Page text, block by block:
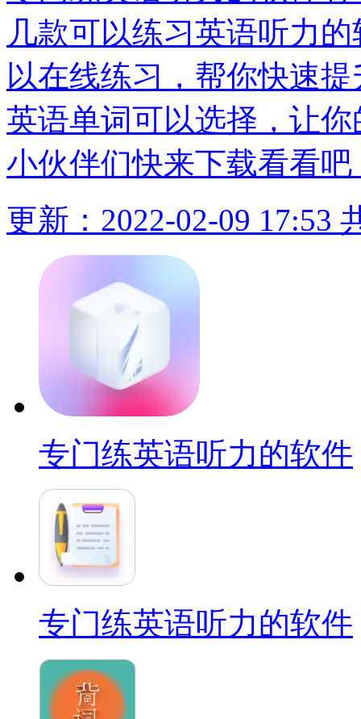
几款可以练习英语听力
以在线练习，帮你快速
英语单词可以选择，让
小伙伴们快来下载看看吧
更新：2022-02-09 17:53
专门练英语听力的软件
专门练英语听力的软件